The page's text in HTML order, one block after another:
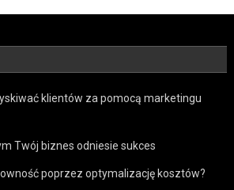
klientów za pomocą marketingu
Twój biznes odniesie sukces
poprzez optymalizację kosztów?